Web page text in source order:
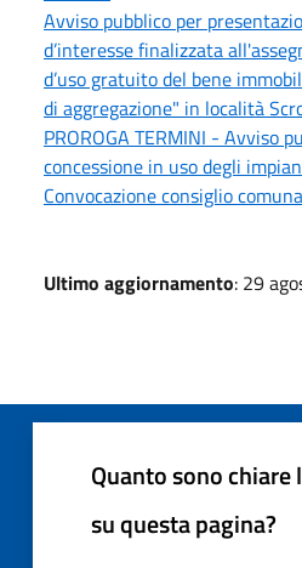
Avviso pubblico per
d’interesse finalizzata
d’uso gratuito del bene
di aggregazione" in località
PROROGA TERMINI - Avviso
concessione in uso degli
Convocazione consiglio
Ultimo aggiornamento: 29
Quanto sono
su questa pagina?